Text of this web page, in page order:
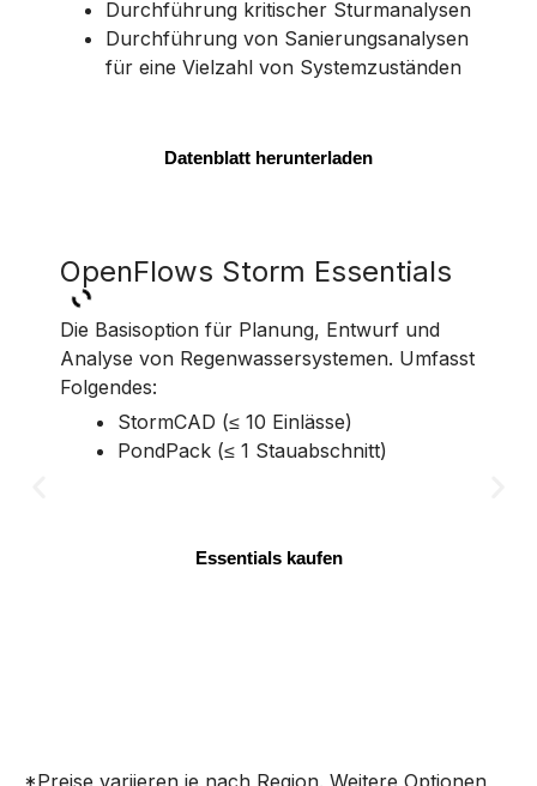
Durchführung kritischer Sturmanalysen
Durchführung von Sanierungsanalysen
für eine Vielzahl von Systemzuständen
Datenblatt herunterladen
OpenFlows Storm Essentials
Die Basisoption für Planung, Entwurf und
Analyse von Regenwassersystemen. Umfasst
Folgendes:
StormCAD (≤ 10 Einlässe)
PondPack (≤ 1 Stauabschnitt)
Essentials kaufen
*Preise variieren je nach Region. Weitere Optionen